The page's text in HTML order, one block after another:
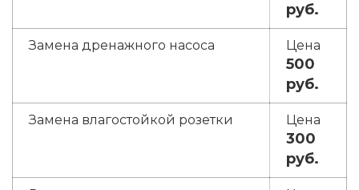
руб.
Замена дренажного насоса
500
руб.
Замена влагостойкой розетки
300
руб.